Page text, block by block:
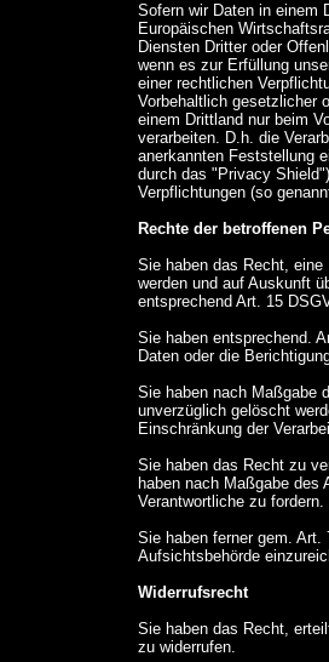
Sofern wir Daten in einem
Europäischen
Diensten Dritter oder
wenn es zur Erfüllung
einer rechtlichen
Vorbehaltlich gesetzlicher
einem Drittland nur beim
verarbeiten. D.h. die
anerkannten Feststellung
durch das "Privacy
Verpflichtungen (so
Rechte der betroffenen
Sie haben das Recht,
werden und auf Auskunft
entsprechend Art. 15
Sie haben entsprechend.
Daten oder die
Sie haben nach Maßgabe
unverzüglich gelöscht
Einschränkung der
Sie haben das Recht zu
haben nach Maßgabe des
Verantwortliche zu fordern.
Sie haben ferner gem.
Aufsichtsbehörde
Widerrufsrecht
Sie haben das Recht,
zu widerrufen.